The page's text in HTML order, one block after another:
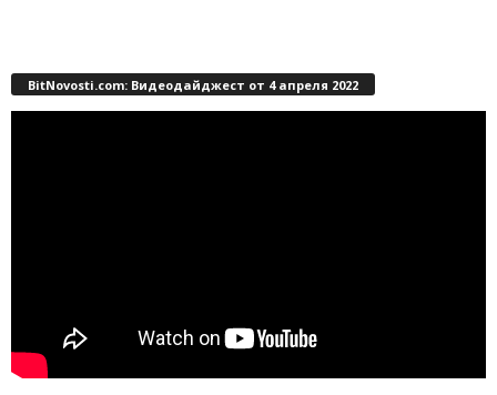
BitNovosti.com: Видеодайджест от 4 апреля 2022